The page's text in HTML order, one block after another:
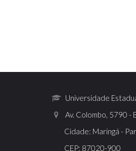
Universidade
Av. Colombo, 5790 -
Cidade: Maringá -
CEP: 87020-900